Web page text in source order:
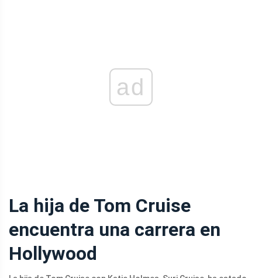
ad
La hija de Tom Cruise
encuentra una carrera en
Hollywood